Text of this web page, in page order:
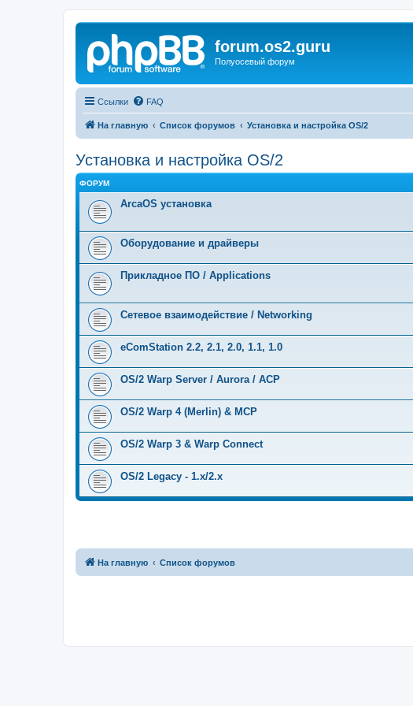
forum.os2.guru
Полуосевый форум
Ссылки FAQ
На главную Список форумов Установка и настройка OS/2
Установка и настройка OS/2
ФОРУМ
ArcaOS установка
Оборудование и драйверы
Прикладное ПО / Applications
Сетевое взаимодействие / Networking
eComStation 2.2, 2.1, 2.0, 1.1, 1.0
OS/2 Warp Server / Aurora / ACP
OS/2 Warp 4 (Merlin) & MCP
OS/2 Warp 3 & Warp Connect
OS/2 Legacy - 1.x/2.x
На главную Список форумов